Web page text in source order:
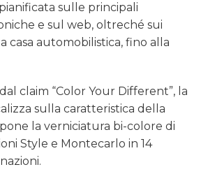
sulle principali
e sul web, oltreché sui
casa automobilistica, fino alla
claim “Color Your Different”, la
sulla caratteristica della
la verniciatura bi-colore di
Style e Montecarlo in 14